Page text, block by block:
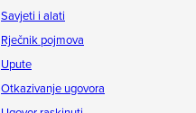
Savjeti i alati
Rječnik pojmova
Upute
Otkazivanje ugovora